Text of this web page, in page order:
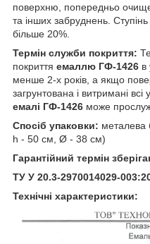
поверхню, попередньо
та інших забруднень.
більше 20%.
Термін служби покриття:
покриття емаллю ГФ-1426 в
менше 2-х років, а якщо
загрунтована і витримані
емалі ГФ-1426 може
Спосіб упаковки: металева
h - 50 см, Ø - 38 см)
Гарантійний термін
ТУ У 20.3-2970014029-
Технічні характеристики: